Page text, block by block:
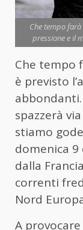
Che tempo
pressione e il
Che tempo
è previsto
spazzerà
stiamo
domenica
dalla
correnti
Nord
A provocare